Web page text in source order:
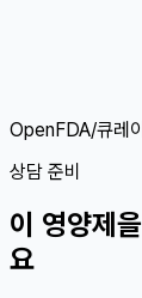
OpenFDA/큐레
상담 준비
이 영양제
요